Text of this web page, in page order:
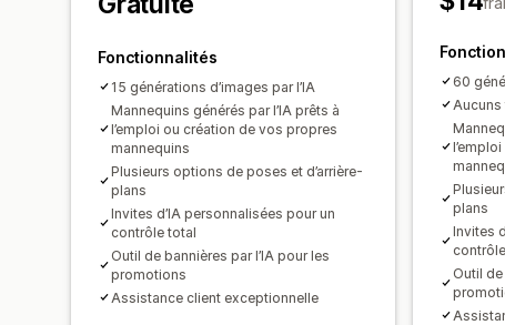
Fonctionnalités
15 générations d’images par l’IA
Mannequins générés par l’IA prêts à
l’emploi ou création de vos propres
mannequins
Plusieurs options de poses et d’arrière-
plans
Invites d’IA personnalisées pour un
contrôle total
Outil de bannières par l’IA pour les
promotions
Assistance client exceptionnelle
60
Aucuns
plans
Invites
Outil de